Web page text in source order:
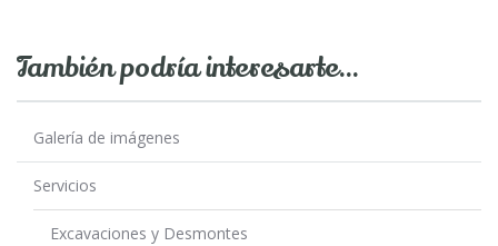
También podría interesarte…
Galería de imágenes
Servicios
Excavaciones y Desmontes